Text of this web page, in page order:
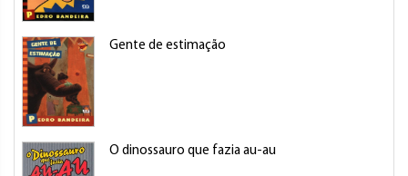
Gente de estimação
O dinossauro que fazia au-au